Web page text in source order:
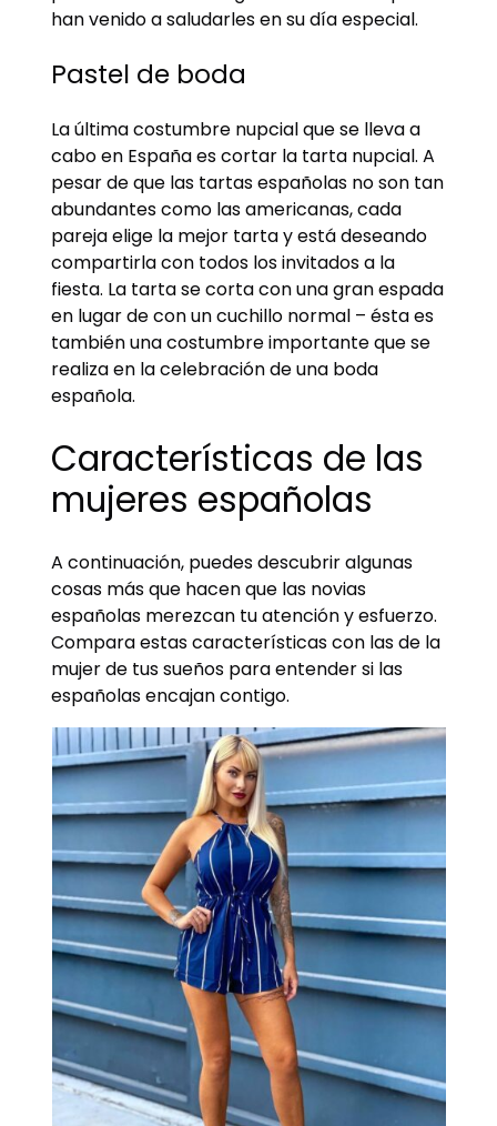
han venido a saludarles en su día especial.
Pastel de boda
La última costumbre nupcial que se lleva a
cabo en España es cortar la tarta nupcial. A
pesar de que las tartas españolas no son tan
abundantes como las americanas, cada
pareja elige la mejor tarta y está deseando
compartirla con todos los invitados a la
fiesta. La tarta se corta con una gran espada
en lugar de con un cuchillo normal – ésta es
también una costumbre importante que se
realiza en la celebración de una boda
española.
Características de las
mujeres españolas
A continuación, puedes descubrir algunas
cosas más que hacen que las novias
españolas merezcan tu atención y esfuerzo.
Compara estas características con las de la
mujer de tus sueños para entender si las
españolas encajan contigo.